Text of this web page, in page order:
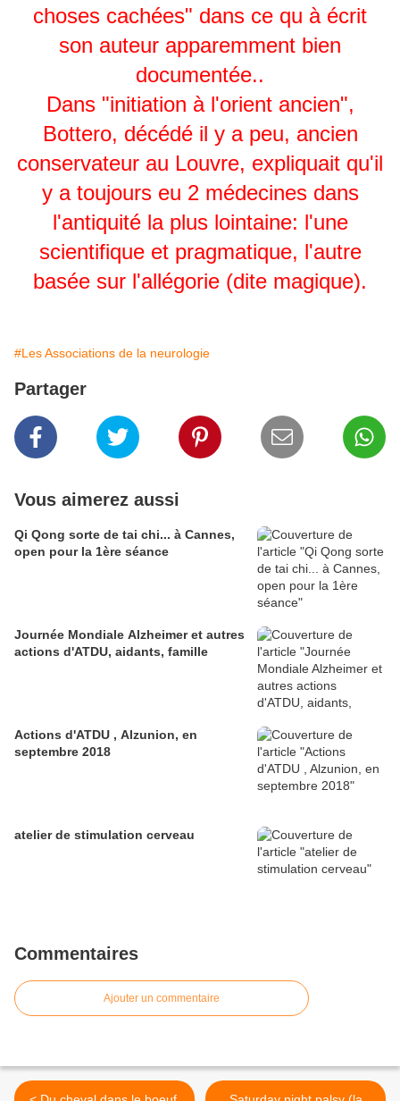
choses cachées" dans ce qu à écrit
son auteur apparemment bien
documentée..
Dans "initiation à l'orient ancien",
Bottero, décédé il y a peu, ancien
conservateur au Louvre, expliquait qu'il
y a toujours eu 2 médecines dans
l'antiquité la plus lointaine: l'une
scientifique et pragmatique, l'autre
basée sur l'allégorie (dite magique).
#Les Associations de la neurologie
Partager
Vous aimerez aussi
Qi Qong sorte de tai chi... à Cannes,
open pour la 1ère séance
Journée Mondiale Alzheimer et autres
actions d'ATDU, aidants, famille
Actions d'ATDU , Alzunion, en
septembre 2018
atelier de stimulation cerveau
Commentaires
Ajouter un commentaire